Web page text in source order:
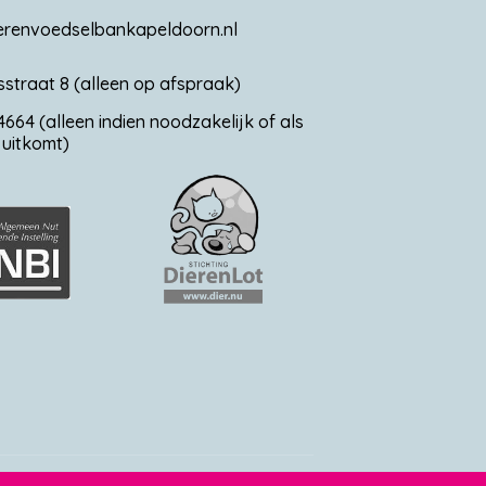
8 (alleen op afspraak)
(alleen indien noodzakelijk of als